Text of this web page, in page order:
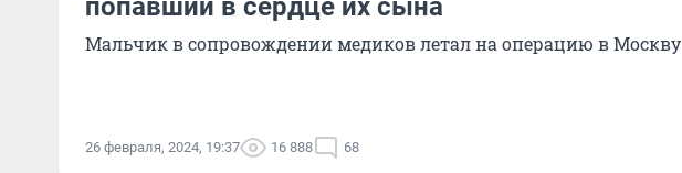
попавший в сердце их сына
Мальчик в сопровождении медиков летал на операцию в Москву
26 февраля, 2024, 19:37 16 888 68